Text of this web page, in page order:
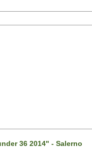
36 2014" - Salerno